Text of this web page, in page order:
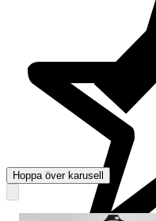
Hoppa över karusell